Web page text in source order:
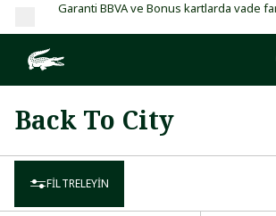
Garanti BBVA ve Bonus kartlarda vade
Back To City
FILTRELEYIN